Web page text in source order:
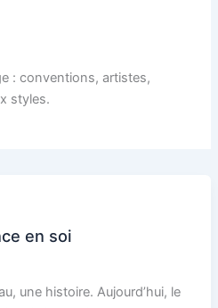
: conventions, artistes,
styles.
en soi
une histoire. Aujourd’hui, le